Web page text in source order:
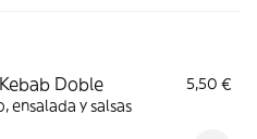
Doble
5,50 €
ensalada y salsas